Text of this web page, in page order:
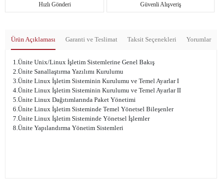
Hızlı Gönderi Güvenli Alışveriş
Ürün Açıklaması Garanti ve Teslimat Taksit Seçenekleri Yorumlar
1.Ünite Unix/Linux İşletim Sistemlerine Genel Bakış
2.Ünite Sanallaştırma Yazılımı Kurulumu
3.Ünite Linux İşletim Sisteminin Kurulumu ve Temel Ayarlar I
4.Ünite Linux İşletim Sisteminin Kurulumu ve Temel Ayarlar II
5.Ünite Linux Dağıtımlarında Paket Yönetimi
6.Ünite Linux İşletim Sisteminde Temel Yönetsel Bileşenler
7.Ünite Linux İşletim Sisteminde Yönetsel İşlemler
8.Ünite Yapılandırma Yönetim Sistemleri